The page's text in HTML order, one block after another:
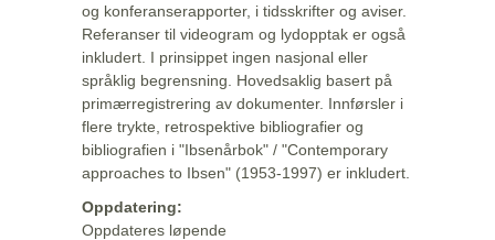
og konferanserapporter, i tidsskrifter og aviser.
Referanser til videogram og lydopptak er også
inkludert. I prinsippet ingen nasjonal eller
språklig begrensning. Hovedsaklig basert på
primærregistrering av dokumenter. Innførsler i
flere trykte, retrospektive bibliografier og
bibliografien i "Ibsenårbok" / "Contemporary
approaches to Ibsen" (1953-1997) er inkludert.
Oppdatering:
Oppdateres løpende